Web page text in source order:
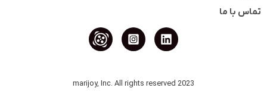
تماس با ما
2023 marijoy, Inc. All rights reserved